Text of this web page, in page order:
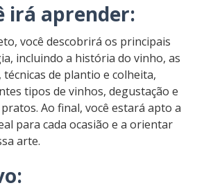
irá aprender:
você descobrirá os principais
incluindo a história do vinho, as
técnicas de plantio e colheita,
tipos de vinhos, degustação e
Ao final, você estará apto a
para cada ocasião e a orientar
arte.